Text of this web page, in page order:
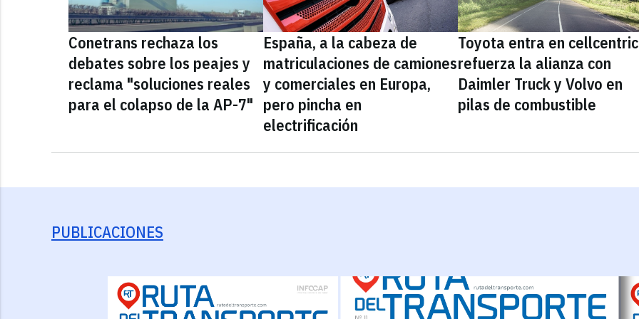
Conetrans rechaza los
debates sobre los peajes y
reclama "soluciones reales
para el colapso de la AP-7"
España, a la cabeza de
matriculaciones de camiones
y comerciales en Europa,
pero pincha en
electrificación
Toyota entra en
refuerza la alianza con
Daimler Truck y Volvo en
pilas de combustible
PUBLICACIONES